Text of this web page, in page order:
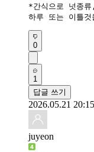
*간식으로 넛종류
하루 또는 이틀것
0
1
답글 쓰기
2026.05.21 20:15
juyeon